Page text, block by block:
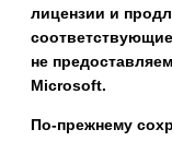
лицензии и
не
Microsoft.
По-прежнему